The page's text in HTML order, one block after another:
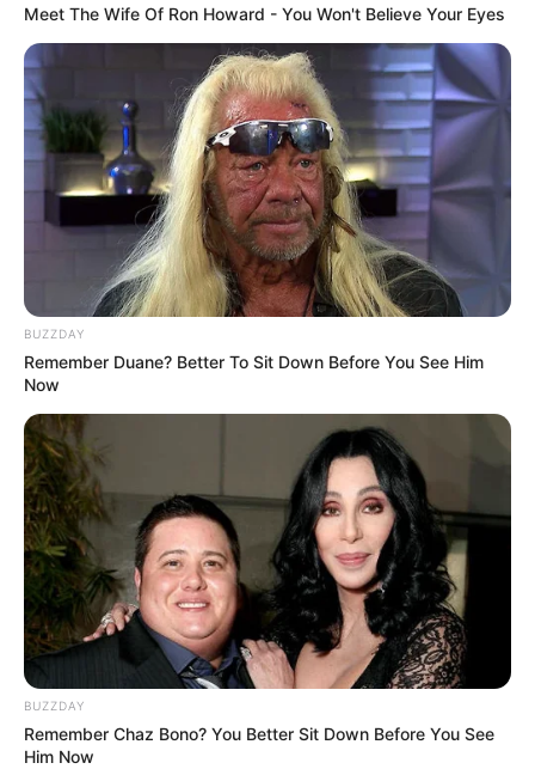
Meet The Wife Of Ron Howard - You Won't Believe Your Eyes
BUZZDAY
Remember Duane? Better To Sit Down Before You See Him
Now
BUZZDAY
Remember Chaz Bono? You Better Sit Down Before You See
Him Now